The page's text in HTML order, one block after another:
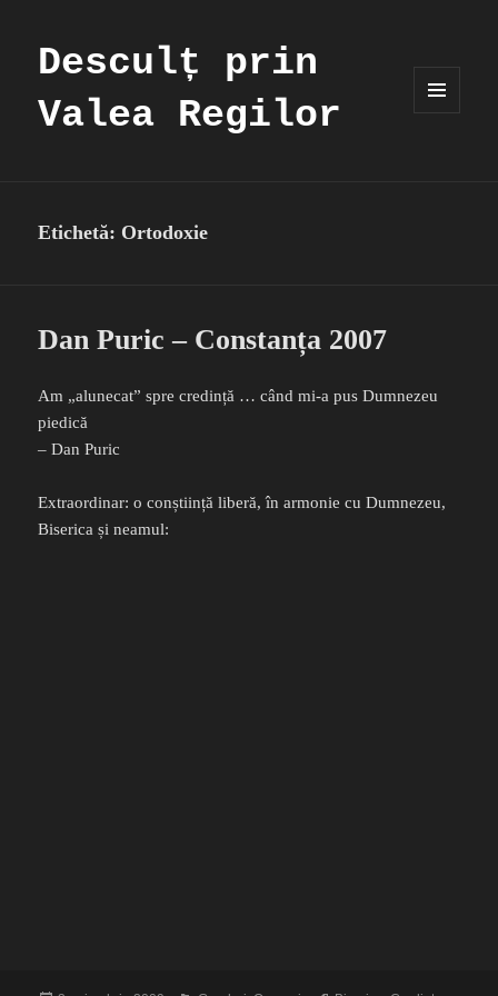
Desculț prin
Valea Regilor
Etichetă: Ortodoxie
Dan Puric – Constanța 2007
Am „alunecat” spre credință … când mi-a pus Dumnezeu
piedică
– Dan Puric
Extraordinar: o conștiință liberă, în armonie cu Dumnezeu,
Biserica și neamul: